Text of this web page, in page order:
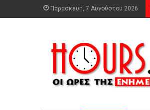
Παρασκευή, 7 Αυγούστου 2026